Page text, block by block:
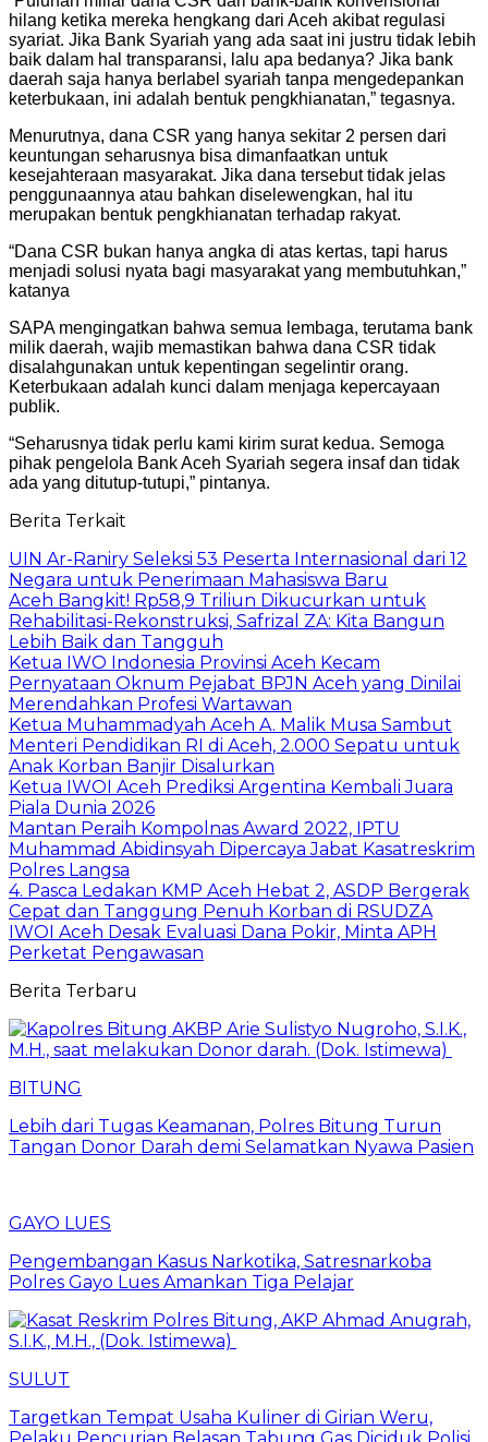
hilang ketika mereka hengkang dari Aceh akibat regulasi
syariat. Jika Bank Syariah yang ada saat ini justru tidak lebih
baik dalam hal transparansi, lalu apa bedanya? Jika bank
daerah saja hanya berlabel syariah tanpa mengedepankan
keterbukaan, ini adalah bentuk pengkhianatan,” tegasnya.
Menurutnya, dana CSR yang hanya sekitar 2 persen dari
keuntungan seharusnya bisa dimanfaatkan untuk
kesejahteraan masyarakat. Jika dana tersebut tidak jelas
penggunaannya atau bahkan diselewengkan, hal itu
merupakan bentuk pengkhianatan terhadap rakyat.
“Dana CSR bukan hanya angka di atas kertas, tapi harus
menjadi solusi nyata bagi masyarakat yang membutuhkan,”
katanya
SAPA mengingatkan bahwa semua lembaga, terutama bank
milik daerah, wajib memastikan bahwa dana CSR tidak
disalahgunakan untuk kepentingan segelintir orang.
Keterbukaan adalah kunci dalam menjaga kepercayaan
publik.
“Seharusnya tidak perlu kami kirim surat kedua. Semoga
pihak pengelola Bank Aceh Syariah segera insaf dan tidak
ada yang ditutup-tutupi,” pintanya.
Berita Terkait
UIN Ar-Raniry Seleksi 53 Peserta Internasional dari 12
Negara untuk Penerimaan Mahasiswa Baru
Aceh Bangkit! Rp58,9 Triliun Dikucurkan untuk
Rehabilitasi-Rekonstruksi, Safrizal ZA: Kita Bangun
Lebih Baik dan Tangguh
Ketua IWO Indonesia Provinsi Aceh Kecam
Pernyataan Oknum Pejabat BPJN Aceh yang Dinilai
Merendahkan Profesi Wartawan
Ketua Muhammadyah Aceh A. Malik Musa Sambut
Menteri Pendidikan RI di Aceh, 2.000 Sepatu untuk
Anak Korban Banjir Disalurkan
Ketua IWOI Aceh Prediksi Argentina Kembali Juara
Piala Dunia 2026
Mantan Peraih Kompolnas Award 2022, IPTU
Muhammad Abidinsyah Dipercaya Jabat Kasatreskrim
Polres Langsa
4. Pasca Ledakan KMP Aceh Hebat 2, ASDP Bergerak
Cepat dan Tanggung Penuh Korban di RSUDZA
IWOI Aceh Desak Evaluasi Dana Pokir, Minta APH
Perketat Pengawasan
Berita Terbaru
BITUNG
Lebih dari Tugas Keamanan, Polres Bitung Turun
Tangan Donor Darah demi Selamatkan Nyawa Pasien
GAYO LUES
Pengembangan Kasus Narkotika, Satresnarkoba
Polres Gayo Lues Amankan Tiga Pelajar
SULUT
Targetkan Tempat Usaha Kuliner di Girian Weru,